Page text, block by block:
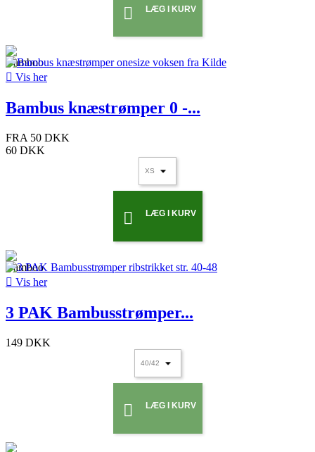
 LÆG I KURV
 Vis her
Bambus knæstrømper 0 -...
FRA 50 DKK
60 DKK
 LÆG I KURV
 Vis her
3 PAK Bambusstrømper...
149 DKK
 LÆG I KURV